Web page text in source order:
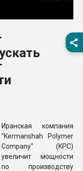
первый план в
28.07.2026
ситуацией на
Иранская компания
"Kermanshah Polymer
Company" (KPC)
увеличит мощности
по производству